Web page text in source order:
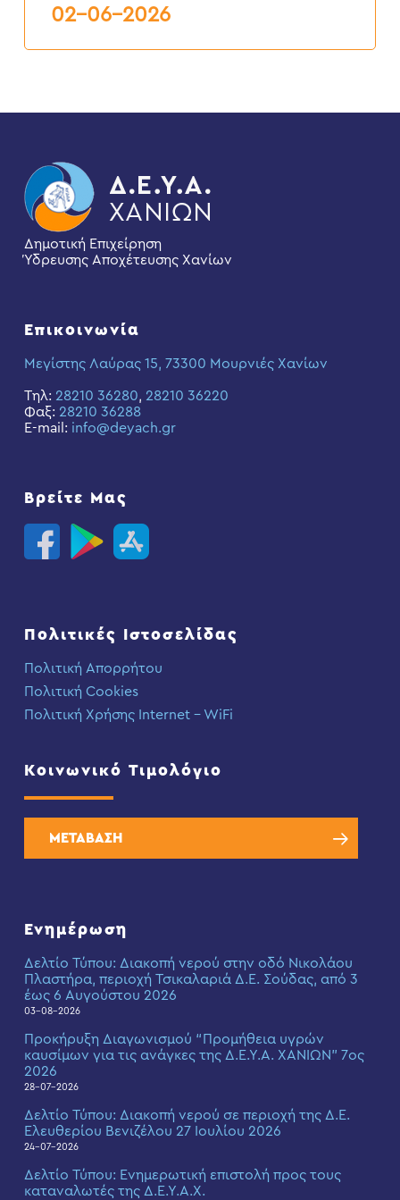
202602-06-2026
Δημοτική Επιχείρηση
Ύδρευσης Αποχέτευσης Χανίων
Επικοινωνία
Μεγίστης Λαύρας 15, 73300 Μουρνιές Χανίων
Τηλ: 28210 36280, 28210 36220
Φαξ: 28210 36288
E-mail: info@deyach.gr
Βρείτε Μας
Πολιτικές Ιστοσελίδας
Πολιτική Απορρήτου
Πολιτική Cookies
Πολιτική Χρήσης Internet – WiFi
Κοινωνικό Τιμολόγιο
ΜΕΤΑΒΑΣΗ
Ενημέρωση
Δελτίο Τύπου: Διακοπή νερού στην οδό Νικολάου
Πλαστήρα, περιοχή Τσικαλαριά Δ.Ε. Σούδας, από 3
έως 6 Αυγούστου 2026
03-08-2026
Προκήρυξη Διαγωνισμού “Προμήθεια υγρών
καυσίμων για τις ανάγκες της Δ.Ε.Υ.Α. ΧΑΝΙΩΝ” 7ος
2026
28-07-2026
Δελτίο Τύπου: Διακοπή νερού σε περιοχή της Δ.Ε.
Ελευθερίου Βενιζέλου 27 Ιουλίου 2026
24-07-2026
Δελτίο Τύπου: Eνημερωτική επιστολή προς τους
καταναλωτές της Δ.Ε.Υ.Α.Χ.